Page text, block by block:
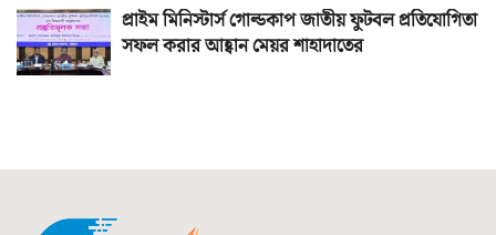
প্রাইম মিনিস্টার্স গোল্ডকাপ জাতীয় ফুটবল প্রতিযোগিতা
সফল করার আহ্বান মেয়র শাহাদাতের